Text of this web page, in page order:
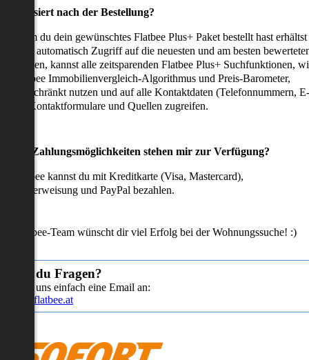
passiert nach der Bestellung?
du dein gewünschtes Flatbee Plus+ Paket bestellt hast erhältst
sofort automatisch Zugriff auf die neuesten und am besten
kannst alle zeitsparenden Flatbee Plus+ Suchfunktionen,
Flatbee Immobilienvergleich-Algorithmus und Preis-Barometer,
nutzen und auf alle Kontaktdaten (Telefonnummern, E-
Kontaktformulare und Quellen zugreifen.
Zahlungsmöglichkeiten stehen mir zur Verfügung?
Flatbee kannst du mit Kreditkarte (Visa, Mastercard),
und PayPal bezahlen.
Flatbee-Team wünscht dir viel Erfolg bei der Wohnungssuche! :)
Hast du Fragen?
Sende uns einfach eine Email an:
info@flatbee.at